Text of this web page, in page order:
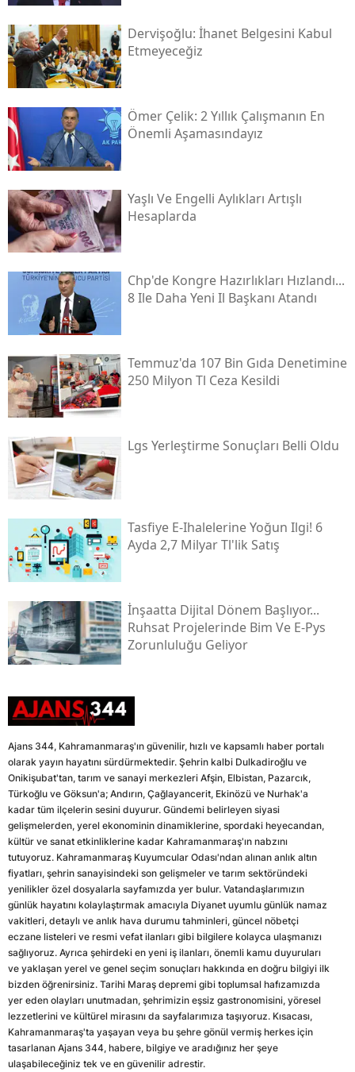
Dervişoğlu: İhanet Belgesini Kabul
Etmeyeceğiz
Ömer Çelik: 2 Yıllık Çalışmanın En
Önemli Aşamasındayız
Yaşlı Ve Engelli Aylıkları Artışlı
Hesaplarda
Chp'de Kongre Hazırlıkları Hızlandı...
8 Ile Daha Yeni Il Başkanı Atandı
Temmuz'da 107 Bin Gıda Denetimine
250 Milyon Tl Ceza Kesildi
Lgs Yerleştirme Sonuçları Belli Oldu
Tasfiye E-Ihalelerine Yoğun Ilgi! 6
Ayda 2,7 Milyar Tl'lik Satış
İnşaatta Dijital Dönem Başlıyor...
Ruhsat Projelerinde Bim Ve E-Pys
Zorunluluğu Geliyor
Ajans 344, Kahramanmaraş'ın güvenilir, hızlı ve kapsamlı haber portalı
olarak yayın hayatını sürdürmektedir. Şehrin kalbi Dulkadiroğlu ve
Onikişubat'tan, tarım ve sanayi merkezleri Afşin, Elbistan, Pazarcık,
Türkoğlu ve Göksun'a; Andırın, Çağlayancerit, Ekinözü ve Nurhak'a
kadar tüm ilçelerin sesini duyurur. Gündemi belirleyen siyasi
gelişmelerden, yerel ekonominin dinamiklerine, spordaki heyecandan,
kültür ve sanat etkinliklerine kadar Kahramanmaraş'ın nabzını
tutuyoruz. Kahramanmaraş Kuyumcular Odası'ndan alınan anlık altın
fiyatları, şehrin sanayisindeki son gelişmeler ve tarım sektöründeki
yenilikler özel dosyalarla sayfamızda yer bulur. Vatandaşlarımızın
günlük hayatını kolaylaştırmak amacıyla Diyanet uyumlu günlük namaz
vakitleri, detaylı ve anlık hava durumu tahminleri, güncel nöbetçi
eczane listeleri ve resmi vefat ilanları gibi bilgilere kolayca ulaşmanızı
sağlıyoruz. Ayrıca şehirdeki en yeni iş ilanları, önemli kamu duyuruları
ve yaklaşan yerel ve genel seçim sonuçları hakkında en doğru bilgiyi ilk
bizden öğrenirsiniz. Tarihi Maraş depremi gibi toplumsal hafızamızda
yer eden olayları unutmadan, şehrimizin eşsiz gastronomisini, yöresel
lezzetlerini ve kültürel mirasını da sayfalarımıza taşıyoruz. Kısacası,
Kahramanmaraş'ta yaşayan veya bu şehre gönül vermiş herkes için
tasarlanan Ajans 344, habere, bilgiye ve aradığınız her şeye
ulaşabileceğiniz tek ve en güvenilir adrestir.